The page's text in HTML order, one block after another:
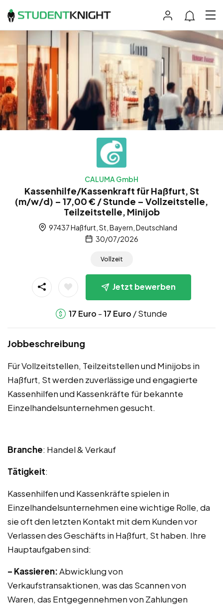
CALUMA GmbH
Kassenhilfe/Kassenkraft für Haßfurt, St
(m/w/d) – 17,00 € / Stunde – Vollzeitstelle,
Teilzeitstelle, Minijob
97437 Haßfurt, St, Bayern, Deutschland
30/07/2026
Vollzeit
Jetzt bewerben
17 Euro -17 Euro / Stunde
Jobbeschreibung
Für Vollzeitstellen, Teilzeitstellen und Minijobs in
Haßfurt, St werden zuverlässige und engagierte
Kassenhilfen und Kassenkräfte für bekannte
Einzelhandelsunternehmen gesucht.
Branche: Handel & Verkauf
Tätigkeit:
Kassenhilfen und Kassenkräfte spielen in
Einzelhandelsunternehmen eine wichtige Rolle, da
sie oft den letzten Kontakt mit dem Kunden vor
Verlassen des Geschäfts in Haßfurt, St haben. Ihre
Hauptaufgaben sind:
– Kassieren:Abwicklung von
Verkaufstransaktionen, was das Scannen von
Waren, das Entgegennehmen von Zahlungen